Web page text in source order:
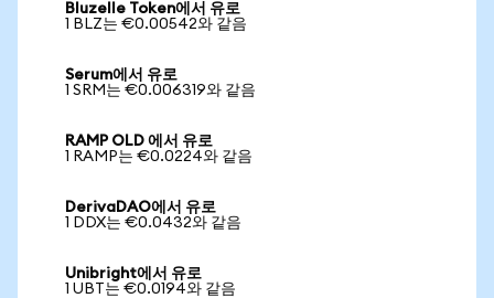
Bluzelle Token에서 유로
1 BLZ는 €0.00542와 같음
Serum에서 유로
1 SRM는 €0.006319와 같음
RAMP OLD 에서 유로
1 RAMP는 €0.0224와 같음
DerivaDAO에서 유로
1 DDX는 €0.0432와 같음
Unibright에서 유로
1 UBT는 €0.0194와 같음